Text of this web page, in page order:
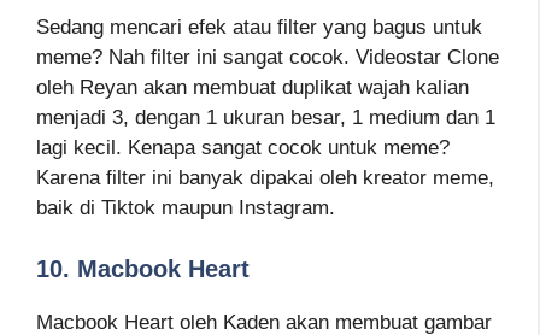
Sedang mencari efek atau filter yang bagus untuk
meme? Nah filter ini sangat cocok. Videostar Clone
oleh Reyan akan membuat duplikat wajah kalian
menjadi 3, dengan 1 ukuran besar, 1 medium dan 1
lagi kecil. Kenapa sangat cocok untuk meme?
Karena filter ini banyak dipakai oleh kreator meme,
baik di Tiktok maupun Instagram.
10. Macbook Heart
Macbook Heart oleh Kaden akan membuat gambar